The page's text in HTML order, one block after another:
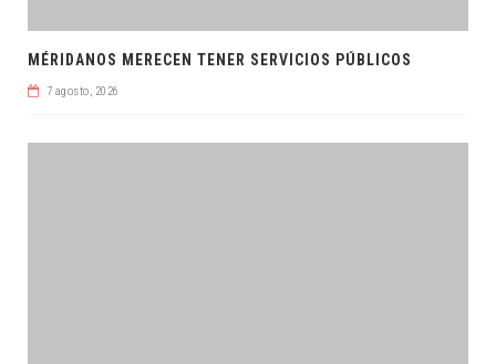
MÉRIDANOS MERECEN TENER SERVICIOS PÚBLICOS
7 agosto, 2026